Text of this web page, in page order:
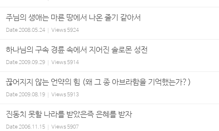
주님의 생애는 마른 땅에서 나온 줄기 같아서
Date2008.05.24 Views 5924
하나님의 구속 경륜 속에서 지어진 솔로몬 성전
Date2009.09.29 Views 5914
끊어지지 않는 언약의 힘 (왜 그 종 아브라함을 기억했는가?)
Date2009.08.19 Views 5913
진동치 못할 나라를 받았은즉 은혜를 받자
Date2006.11.15 Views 5907